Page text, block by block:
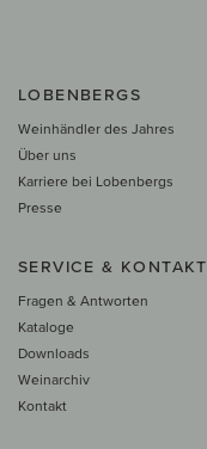
LOBENBERGS
Weinhändler des Jahres
Über uns
Karriere bei Lobenbergs
Presse
SERVICE & KONTAKT
Fragen & Antworten
Kataloge
Downloads
Weinarchiv
Kontakt